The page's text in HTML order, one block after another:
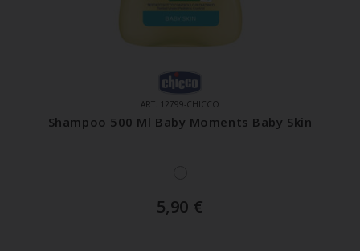
ART. 12799-CHICCO
Shampoo 500 Ml Baby Moments Baby Skin
5,90 €